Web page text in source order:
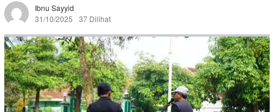
Ibnu Sayyid
31/10/2025
37 Dilihat